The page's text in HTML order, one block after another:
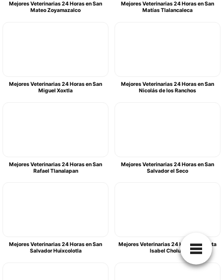
Mejores Veterinarias 24 Horas en San
Mateo Zoyamazalco
Mejores Veterinarias 24 Horas en San
Matías Tlalancaleca
Mejores Veterinarias 24 Horas en San
Miguel Xoxtla
Mejores Veterinarias 24 Horas en San
Nicolás de los Ranchos
Mejores Veterinarias 24 Horas en San
Rafael Tlanalapan
Mejores Veterinarias 24 Horas en San
Salvador el Seco
Mejores Veterinarias 24 Horas en San
Salvador Huixcolotla
Mejores Veterinarias 24 Horas en Santa
Isabel Cholula